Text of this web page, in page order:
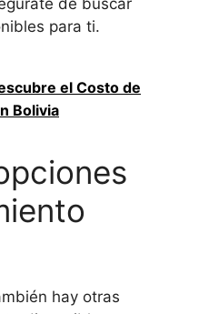
para ti.
el Costo de
Bolivia
hay otras